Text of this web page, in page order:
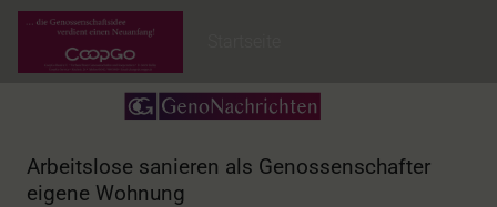
Arbeitslose sanieren als Genossenschafter
eigene Wohnung